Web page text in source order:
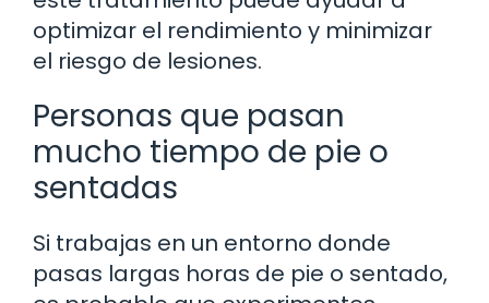
optimizar el rendimiento y minimizar
el riesgo de lesiones.
Personas que pasan
mucho tiempo de pie o
sentadas
Si trabajas en un entorno donde
pasas largas horas de pie o sentado,